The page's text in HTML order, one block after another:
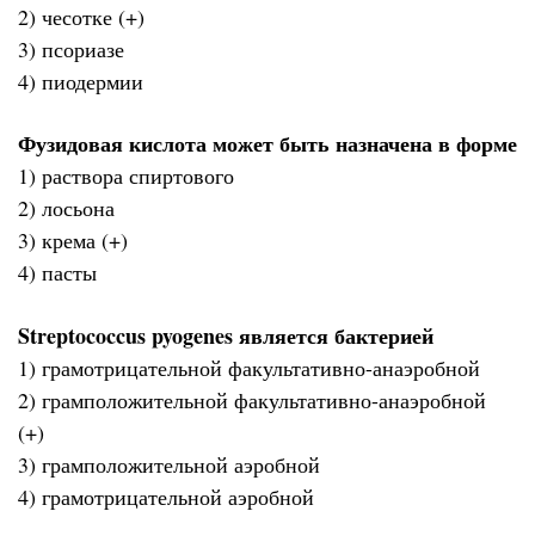
2) чесотке (+)
3) псориазе
4) пиодермии
Фузидовая кислота может быть назначена в форме
1) раствора спиртового
2) лосьона
3) крема (+)
4) пасты
Streptococcus pyogenes является бактерией
1) грамотрицательной факультативно-анаэробной
2) грамположительной факультативно-анаэробной
(+)
3) грамположительной аэробной
4) грамотрицательной аэробной